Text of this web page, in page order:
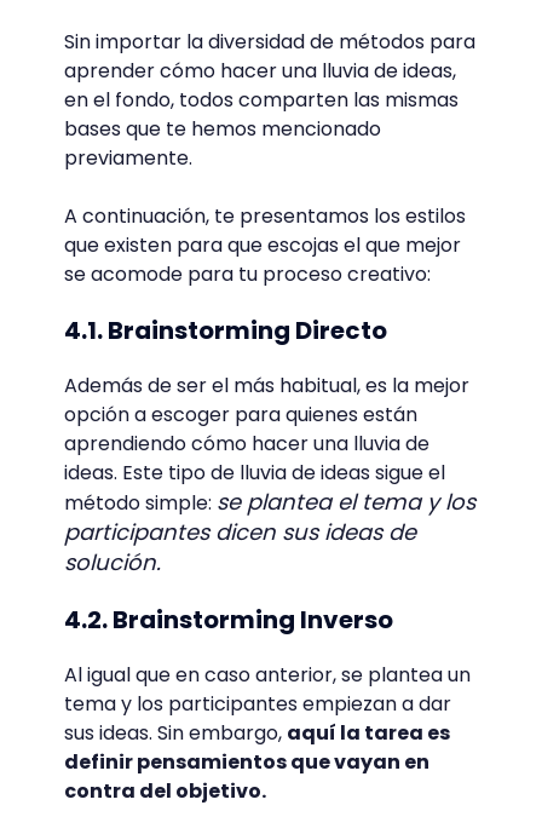
Sin importar la diversidad de métodos para
aprender cómo hacer una lluvia de ideas,
en el fondo, todos comparten las mismas
bases que te hemos mencionado
previamente.
A continuación, te presentamos los estilos
que existen para que escojas el que mejor
se acomode para tu proceso creativo:
4.1. Brainstorming Directo
Además de ser el más habitual, es la mejor
opción a escoger para quienes están
aprendiendo cómo hacer una lluvia de
ideas. Este tipo de lluvia de ideas sigue el
método simple: se plantea el tema y los
participantes dicen sus ideas de
solución.
4.2. Brainstorming Inverso
Al igual que en caso anterior, se plantea un
tema y los participantes empiezan a dar
sus ideas. Sin embargo, aquí la tarea es
definir pensamientos que vayan en
contra del objetivo.